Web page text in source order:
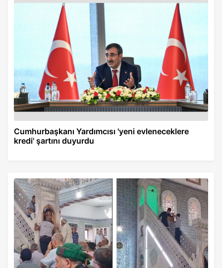
Cumhurbaşkanı Yardımcısı 'yeni evleneceklere
kredi' şartını duyurdu